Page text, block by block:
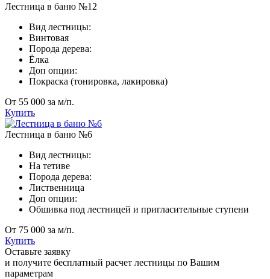
Лестница в баню №12
Вид лестницы:
Винтовая
Порода дерева:
Ёлка
Доп опции:
Покраска (тонировка, лакировка)
От 55 000 за м/п.
Купить
Лестница в баню №6
Вид лестницы:
На тетиве
Порода дерева:
Лиственница
Доп опции:
Обшивка под лестницей и пригласительные ступени
От 75 000 за м/п.
Купить
Оставьте заявку
и получите бесплатный расчет лестницы по Вашим
параметрам